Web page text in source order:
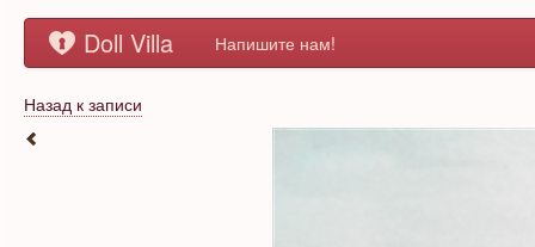
Doll Villa Напишите нам!
Назад к записи